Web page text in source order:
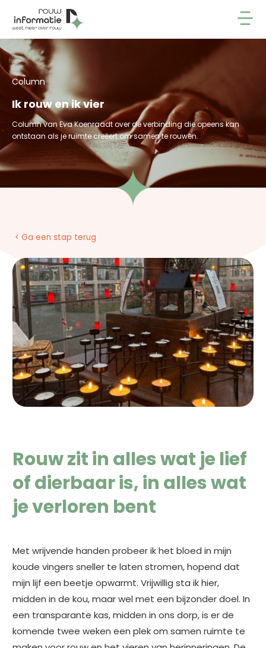
Column
Ik rouw en ik vier
Column van Eva Koenraadt over de verbinding die opeens kan
ontstaan als je ruimte creëert om samen te rouwen.
< Ga een stap terug
Rouw zit in alles wat je lief
of dierbaar is, in alles wat
je verloren bent
Met wrijvende handen probeer ik het bloed in mijn
koude vingers sneller te laten stromen, hopend dat
mijn lijf een beetje opwarmt.Vrijwillig sta ik hier,
midden in de kou, maar wel met een bijzonder doel. In
een transparante kas, midden in ons dorp, is er de
komende twee weken een plek om samen ruimte te